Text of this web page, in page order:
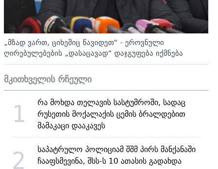
„მზად ვართ, ციხეშიც წავიდეთ“ - ეროვნული
ღირებულებების „დასაცავად“ დაჯგუფება იქმნება
მკითხველის რჩეული
1
რა მოხდა თელავის სასტუმროში, სადაც
რუსეთის მოქალაქის ცემის ბრალდებით
მამაკაცი დააკავეს
2
საპატრულო პოლიციამ შშმ პირს მანქანაში
ჩააფსმევინა, შსს-ს 10 ათასის გადახდა